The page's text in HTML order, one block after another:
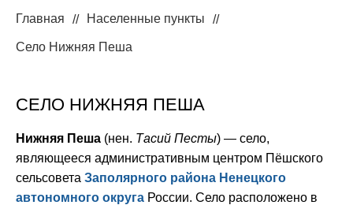
Главная Населенные пункты
Село Нижняя Пеша
СЕЛО НИЖНЯЯ ПЕША
Нижняя Пеша (нен. Тасий Песты) — село,
являющееся административным центром Пёшского
сельсовета Заполярного района Ненецкого
автономного округа России. Село расположено в